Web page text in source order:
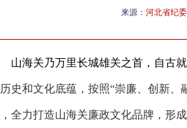
来源： 河北省纪
山海关乃万里长城雄关之首，自古
史和文化底蕴，按照“崇廉、创新
全力打造山海关廉政文化品牌，形